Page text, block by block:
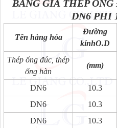
BẢNG GIÁ THÉP
DN6 PHI
Tên hàng hóa
Đường
kínhO.D
Thép ống đúc, thép
ống hàn
(mm)
DN6 10.3
DN6
10.3
DN6
10.3